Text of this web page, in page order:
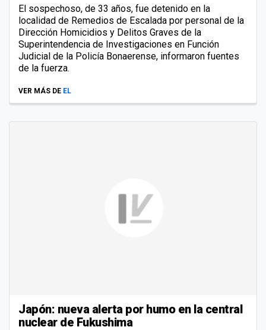
El sospechoso, de 33 años, fue detenido en la
localidad de Remedios de Escalada por personal de la
Dirección Homicidios y Delitos Graves de la
Superintendencia de Investigaciones en Función
Judicial de la Policía Bonaerense, informaron fuentes
de la fuerza.
VER MÁS DE EL
Japón: nueva alerta por humo en la central
nuclear de Fukushima